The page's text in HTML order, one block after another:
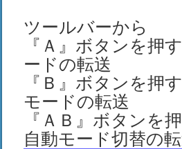
ツールバーから
『Ａ』ボタンを押
ードの転送
『Ｂ』ボタンを押
モードの転送
『ＡＢ』ボタンを
自動モード切替の